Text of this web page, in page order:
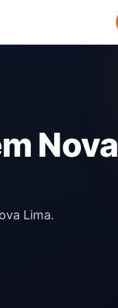
Nova
Lima.